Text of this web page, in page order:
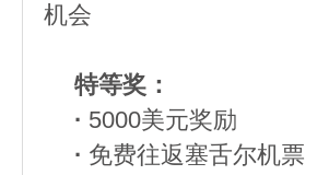
机会
特等奖：
· 5000美元奖励
· 免费往返塞舌尔机票